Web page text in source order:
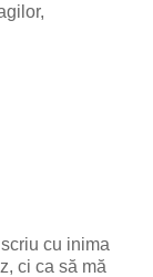
cu inima
ci ca să mă